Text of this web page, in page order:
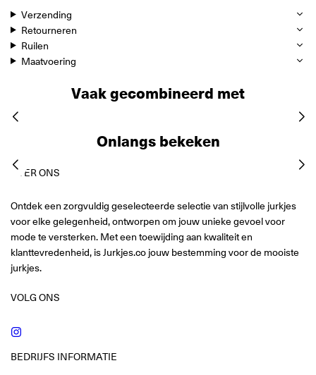
Verzending
Retourneren
Ruilen
Maatvoering
Vaak gecombineerd met
Onlangs bekeken
OVER ONS
Ontdek een zorgvuldig geselecteerde selectie van stijlvolle jurkjes
voor elke gelegenheid, ontworpen om jouw unieke gevoel voor
mode te versterken. Met een toewijding aan kwaliteit en
klanttevredenheid, is Jurkjes.co jouw bestemming voor de mooiste
jurkjes.
VOLG ONS
BEDRIJFS INFORMATIE